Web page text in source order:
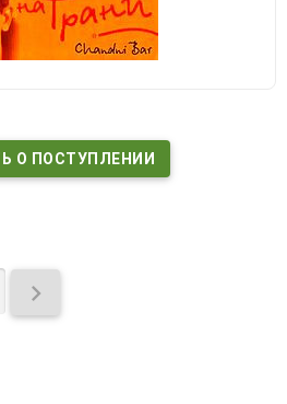
О ПОСТУПЛЕНИИ
